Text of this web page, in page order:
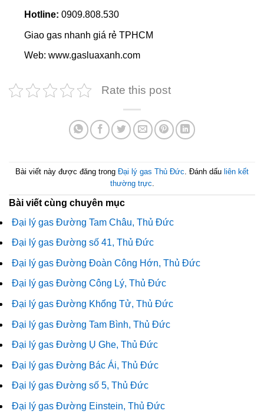
Hotline: 0909.808.530
Giao gas nhanh giá rẻ TPHCM
Web: www.gasluaxanh.com
Rate this post
Bài viết này được đăng trong Đại lý gas Thủ Đức . Đánh dấu liên kết
thường trực
Bài viết cùng chuyên mục
Đại lý gas Đường Tam Châu, Thủ Đức
Đại lý gas Đường số 41, Thủ Đức
Đại lý gas Đường Đoàn Công Hớn, Thủ Đức
Đại lý gas Đường Công Lý, Thủ Đức
Đại lý gas Đường Khổng Tử, Thủ Đức
Đại lý gas Đường Tam Bình, Thủ Đức
Đại lý gas Đường Ụ Ghe, Thủ Đức
Đại lý gas Đường Bác Ái, Thủ Đức
Đại lý gas Đường số 5, Thủ Đức
Đại lý gas Đường Einstein, Thủ Đức